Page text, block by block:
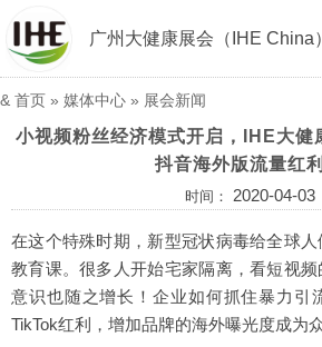
广州大健康展会（IHE China）
& 首页 » 媒体中心 » 展会新闻
小视频粉丝经济模式开启，IHE大健
抖音海外版流量红利
时间： 2020-04-03
在这个特殊时期，新型冠状病毒给全球
教育课。很多人开始宅家隔离，看短视
意识也随之增长！企业如何抓住暴力引
TikTok红利，增加品牌的海外曝光度成为